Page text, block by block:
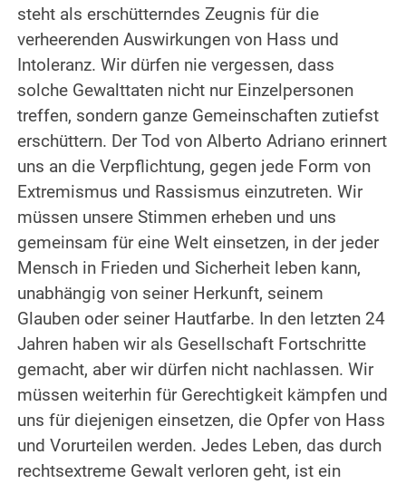
steht als erschütterndes Zeugnis für die
verheerenden Auswirkungen von Hass und
Intoleranz. Wir dürfen nie vergessen, dass
solche Gewalttaten nicht nur Einzelpersonen
treffen, sondern ganze Gemeinschaften zutiefst
erschüttern. Der Tod von Alberto Adriano erinnert
uns an die Verpflichtung, gegen jede Form von
Extremismus und Rassismus einzutreten. Wir
müssen unsere Stimmen erheben und uns
gemeinsam für eine Welt einsetzen, in der jeder
Mensch in Frieden und Sicherheit leben kann,
unabhängig von seiner Herkunft, seinem
Glauben oder seiner Hautfarbe. In den letzten 24
Jahren haben wir als Gesellschaft Fortschritte
gemacht, aber wir dürfen nicht nachlassen. Wir
müssen weiterhin für Gerechtigkeit kämpfen und
uns für diejenigen einsetzen, die Opfer von Hass
und Vorurteilen werden. Jedes Leben, das durch
rechtsextreme Gewalt verloren geht, ist ein